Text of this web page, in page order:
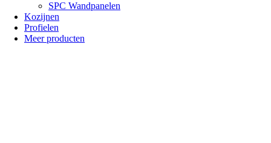
SPC Wandpanelen
Kozijnen
Profielen
Meer producten